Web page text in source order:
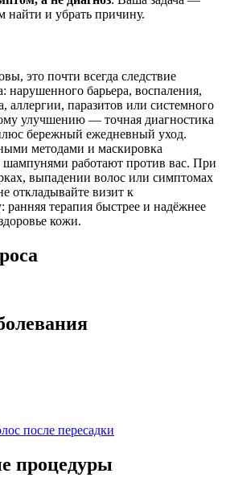
найти и убрать причину.
это почти всегда следствие
нарушенного барьера, воспаления,
аллергии, паразитов или системного
улучшению — точная диагностика
бережный ежедневный уход.
методами и маскировка
работают против вас. При
выпадении волос или симптомах
откладывайте визит к
ранняя терапия быстрее и надёжнее
кожи.
после пересадки
процедуры